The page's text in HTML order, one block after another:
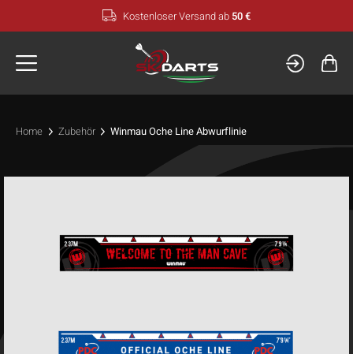
Inhalt
Kostenloser Versand ab 50 €
Home Zubehör Winmau Oche Line Abwurflinie